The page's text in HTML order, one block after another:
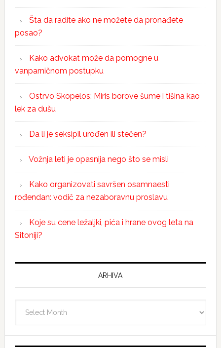
Šta da radite ako ne možete da pronađete
posao?
Kako advokat može da pomogne u
vanparničnom postupku
Ostrvo Skopelos: Miris borove šume i tišina kao
lek za dušu
Da li je seksipil urođen ili stečen?
Vožnja leti je opasnija nego što se misli
Kako organizovati savršen osamnaesti
rođendan: vodič za nezaboravnu proslavu
Koje su cene ležaljki, pića i hrane ovog leta na
Sitoniji?
ARHIVA